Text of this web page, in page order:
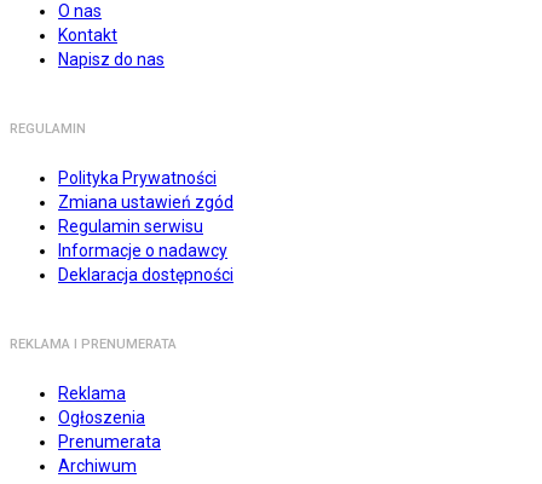
O nas
Kontakt
Napisz do nas
REGULAMIN
Polityka Prywatności
Zmiana ustawień zgód
Regulamin serwisu
Informacje o nadawcy
Deklaracja dostępności
REKLAMA I PRENUMERATA
Reklama
Ogłoszenia
Prenumerata
Archiwum